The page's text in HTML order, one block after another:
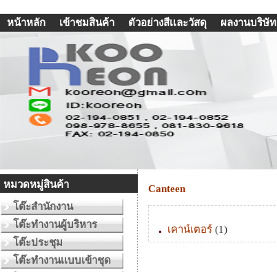
หน้าหลัก เข้าชมสินค้า ตัวอย่างสีเเละวัสดุ ผลงานบริษัท
หมวดหมู่สินค้า
โต๊ะสำนักงาน
โต๊ะทำงานผู้บริหาร
โต๊ะประชุม
โต๊ะทำงานเเบบเข้าชุด
Canteen
เคาน์เตอร์ (1)